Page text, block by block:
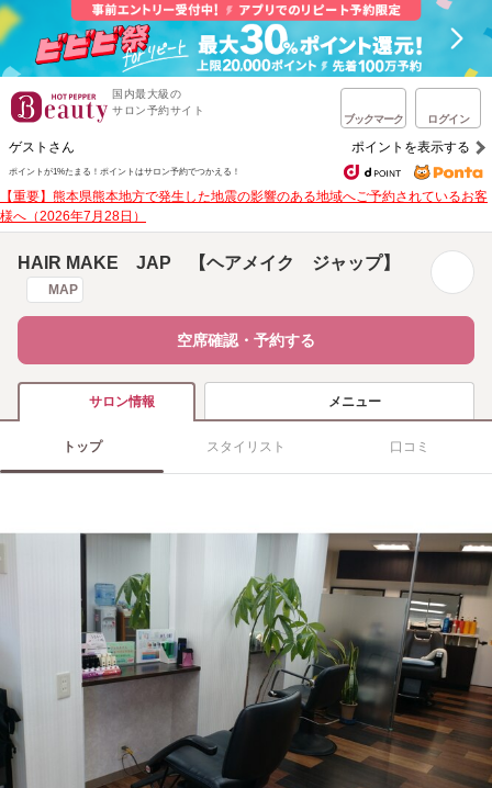
国内最大級の
サロン予約サイト
ブックマーク ログイン
ゲストさん ポイントを表示する
ポイントが1%たまる！ ポイントはサロン予約でつかえる！
【重要】熊本県熊本地方で発生した地震の影響のある地域へご予約されているお客
様へ（2026年7月28日）
HAIR MAKE JAP 【ヘアメイク ジャップ】
MAP
空席確認・予約する
サロン情報 メニュー
トップ スタイリスト 口コミ